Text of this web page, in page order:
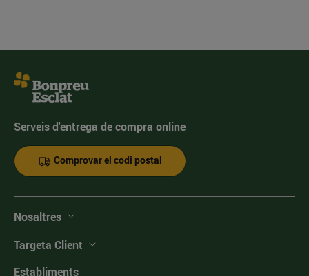
Serveis d'entrega de compra online
Comprovar el codi postal
Nosaltres
Targeta Client
Establiments